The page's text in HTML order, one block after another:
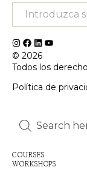
© 2026
Todos los
Política de
Inactive
COURSES
WORKSHOPS
Inactive